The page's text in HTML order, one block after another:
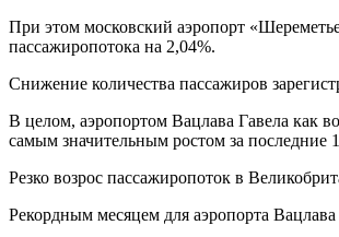
При этом московский аэропорт
пассажиропотока на 2,04%.
Снижение количества пассажиров
В целом, аэропортом Вацлава Гавела как
самым значительным ростом за последние
Резко возрос пассажиропоток в
Рекордным месяцем для аэропорта Вацлава